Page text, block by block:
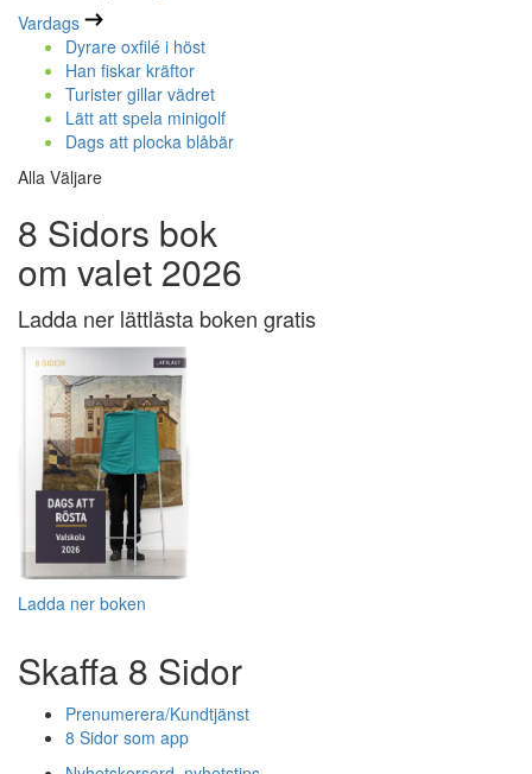
Vardags
Dyrare oxfilé i höst
Han fiskar kräftor
Turister gillar vädret
Lätt att spela minigolf
Dags att plocka blåbär
Alla Väljare
8 Sidors bok
om valet 2026
Ladda ner lättlästa boken gratis
Ladda ner boken
Skaffa 8 Sidor
Prenumerera/Kundtjänst
8 Sidor som app